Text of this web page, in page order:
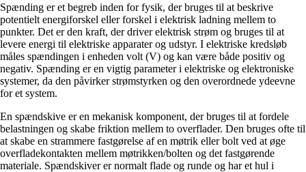
Spænding er et begreb inden for fysik, der bruges til at beskrive
potentielt energiforskel eller forskel i elektrisk ladning mellem to
punkter. Det er den kraft, der driver elektrisk strøm og bruges til at
levere energi til elektriske apparater og udstyr. I elektriske kredsløb
måles spændingen i enheden volt (V) og kan være både positiv og
negativ. Spænding er en vigtig parameter i elektriske og elektroniske
systemer, da den påvirker strømstyrken og den overordnede ydeevne
for et system.
En spændskive er en mekanisk komponent, der bruges til at fordele
belastningen og skabe friktion mellem to overflader. Den bruges ofte til
at skabe en strammere fastgørelse af en møtrik eller bolt ved at øge
overfladekontakten mellem møtrikken/bolten og det fastgørende
materiale. Spændskiver er normalt flade og runde og har et hul i